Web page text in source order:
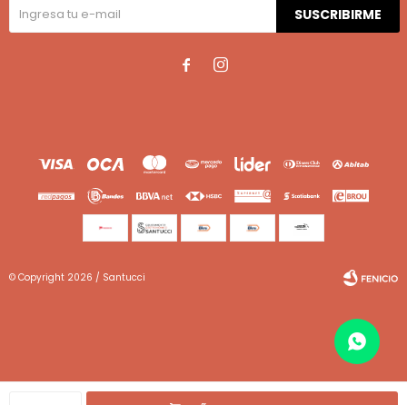
SUSCRIBIRME
 
© Copyright 2026 / Santucci